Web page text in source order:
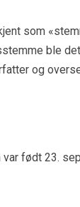
som
ble
og
var født 23.